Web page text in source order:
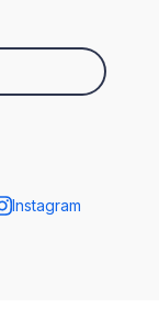
Instagram